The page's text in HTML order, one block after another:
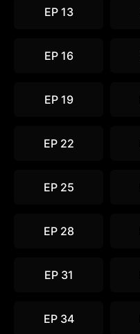
EP 13
EP 16
EP 19
EP 22
EP 25
EP 28
EP 31
EP 34